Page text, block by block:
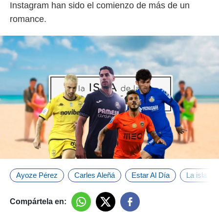
Instagram han sido el comienzo de más de un
romance.
Ayoze Pérez Carles Aleñá Estar Al Día La isla
Compártela en: